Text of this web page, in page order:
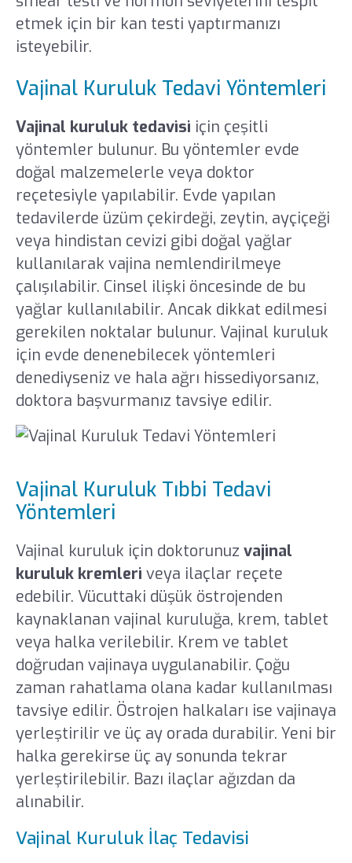
etmek için bir kan testi yaptırmanızı
isteyebilir.
Vajinal Kuruluk Tedavi Yöntemleri
Vajinal kuruluk tedavisi için çeşitli
yöntemler bulunur. Bu yöntemler evde
doğal malzemelerle veya doktor
reçetesiyle yapılabilir. Evde yapılan
tedavilerde üzüm çekirdeği, zeytin, ayçiçeği
veya hindistan cevizi gibi doğal yağlar
kullanılarak vajina nemlendirilmeye
çalışılabilir. Cinsel ilişki öncesinde de bu
yağlar kullanılabilir. Ancak dikkat edilmesi
gerekilen noktalar bulunur. Vajinal kuruluk
için evde denenebilecek yöntemleri
denediyseniz ve hala ağrı hissediyorsanız,
doktora başvurmanız tavsiye edilir.
Vajinal Kuruluk Tıbbi Tedavi
Yöntemleri
Vajinal kuruluk için doktorunuz vajinal
kuruluk kremleri veya ilaçlar reçete
edebilir. Vücuttaki düşük östrojenden
kaynaklanan vajinal kuruluğa, krem, tablet
veya halka verilebilir. Krem ve tablet
doğrudan vajinaya uygulanabilir. Çoğu
zaman rahatlama olana kadar kullanılması
tavsiye edilir. Östrojen halkaları ise vajinaya
yerleştirilir ve üç ay orada durabilir. Yeni bir
halka gerekirse üç ay sonunda tekrar
yerleştirilebilir. Bazı ilaçlar ağızdan da
alınabilir.
Vajinal Kuruluk İlaç Tedavisi